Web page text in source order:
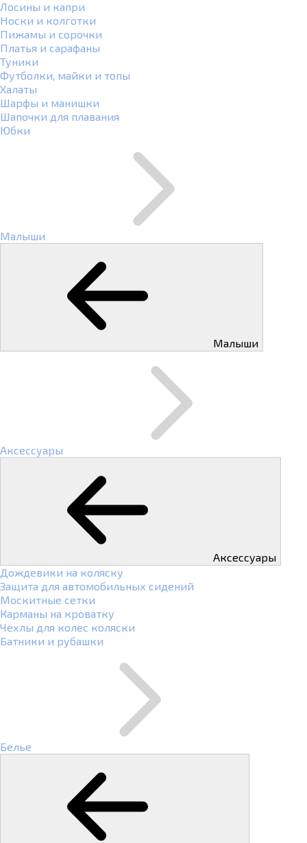
Лосины и капри
Носки и колготки
Пижамы и сорочки
Платья и сарафаны
Туники
Футболки, майки и топы
Халаты
Шарфы и манишки
Шапочки для плавания
Юбки
Малыши
Малыши
Аксессуары
Аксессуары
Дождевики на коляску
Защита для автомобильных сидений
Москитные сетки
Карманы на кроватку
Чехлы для колес коляски
Батники и рубашки
Белье